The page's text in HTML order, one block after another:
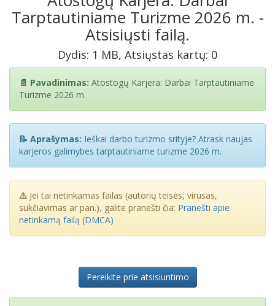
Tarptautiniame Turizme 2026 m. -
Atsisiųsti failą.
Dydis: 1 MB, Atsiųstas kartų: 0
📄 Pavadinimas: Atostogų Karjera: Darbai Tarptautiniame
Turizme 2026 m.
📝 Aprašymas: Ieškai darbo turizmo srityje? Atrask naujas
karjeros galimybes tarptautiniame turizme 2026 m.
⚠️ Jei tai netinkamas failas (autorių teisės, virusas,
sukčiavimas ar pan.), galite pranešti čia: Pranešti apie
netinkamą failą (DMCA)
Pereikite prie atsisiuntimo